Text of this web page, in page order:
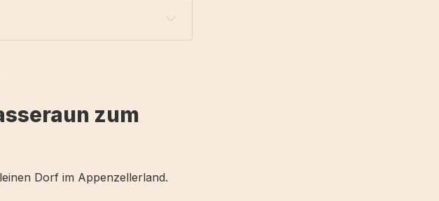
zum
Dorf im Appenzellerland.